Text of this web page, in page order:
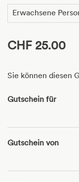
CHF 25.00
Sie können diesen
Gutschein für
Gutschein von